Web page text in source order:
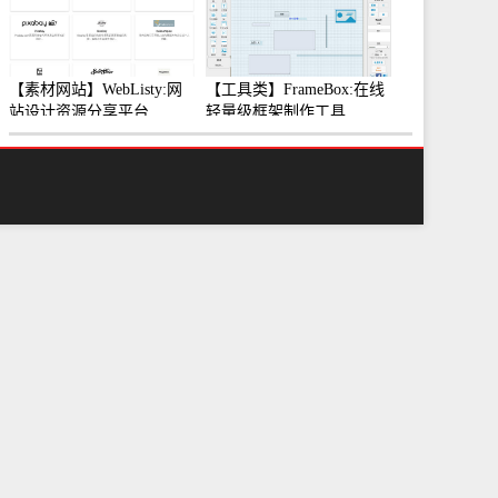
【素材网站】WebListy:网
站设计资源分享平台
【工具类】FrameBox:在线
轻量级框架制作工具